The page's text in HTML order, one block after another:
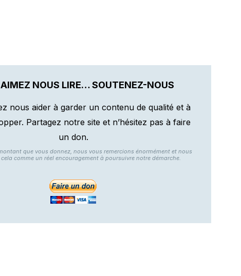
NOUS LIRE… SOUTENEZ-NOUS
nous aider à garder un contenu de qualité et à
Partagez notre site et n’hésitez pas à faire
un don.
que vous donnez, nous vous remercions énormément et nous
comme un réel encouragement à poursuivre notre démarche.